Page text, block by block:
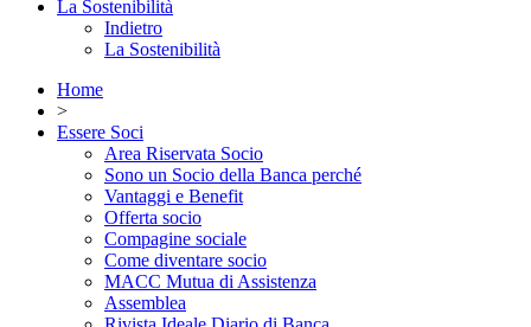
La Sostenibilità
Indietro
La Sostenibilità
Home
>
Essere Soci
Area Riservata Socio
Sono un Socio della Banca perché
Vantaggi e Benefit
Offerta socio
Compagine sociale
Come diventare socio
MACC Mutua di Assistenza
Assemblea